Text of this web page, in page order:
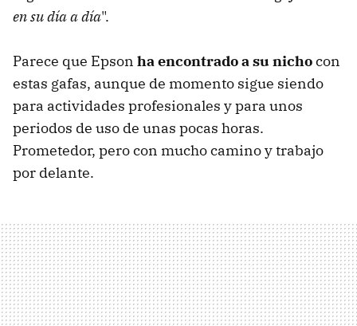
en su día a día".
Parece que Epson ha encontrado a su nichocon
estas gafas, aunque de momento sigue siendo
para actividades profesionales y para unos
periodos de uso de unas pocas horas.
Prometedor, pero con mucho camino y trabajo
por delante.